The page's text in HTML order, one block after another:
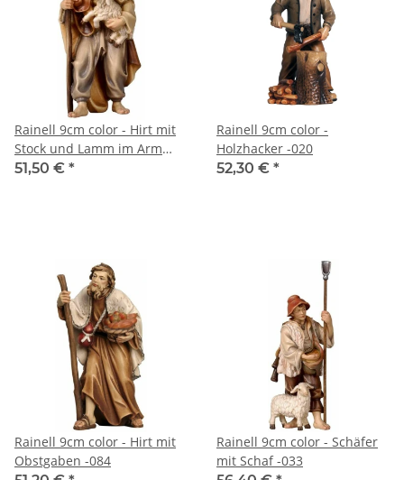
Rainell 9cm color - Hirt mit
Stock und Lamm im Arm
-034
51,50 € *
Rainell 9cm color -
Holzhacker -020
52,30 € *
Rainell 9cm color - Hirt mit
Obstgaben -084
Rainell 9cm color - Schäfer
mit Schaf -033